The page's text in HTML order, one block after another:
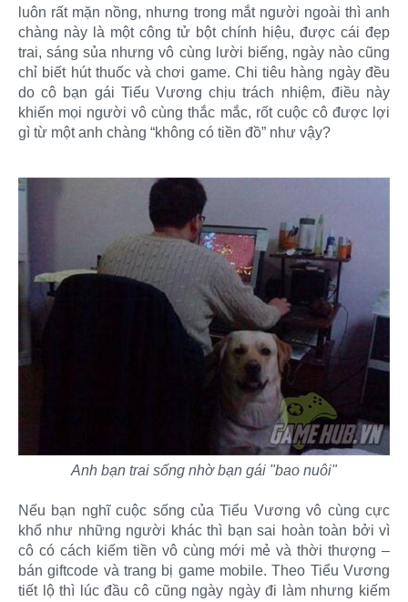
luôn rất mặn nồng, nhưng trong mắt người ngoài thì anh
chàng này là một công tử bột chính hiệu, được cái đẹp
trai, sáng sủa nhưng vô cùng lười biếng, ngày nào cũng
chỉ biết hút thuốc và chơi game. Chi tiêu hàng ngày đều
do cô bạn gái Tiểu Vương chịu trách nhiệm, điều này
khiến mọi người vô cùng thắc mắc, rốt cuộc cô được lợi
gì từ một anh chàng “không có tiền đồ” như vậy?
Anh bạn trai sống nhờ bạn gái "bao nuôi"
Nếu bạn nghĩ cuộc sống của Tiểu Vương vô cùng cực
khổ như những người khác thì bạn sai hoàn toàn bởi vì
cô có cách kiếm tiền vô cùng mới mẻ và thời thượng –
bán giftcode và trang bị game mobile. Theo Tiểu Vương
tiết lộ thì lúc đầu cô cũng ngày ngày đi làm nhưng kiếm